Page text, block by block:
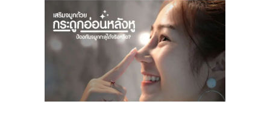
ABOUT US
BEAUTY TIPS